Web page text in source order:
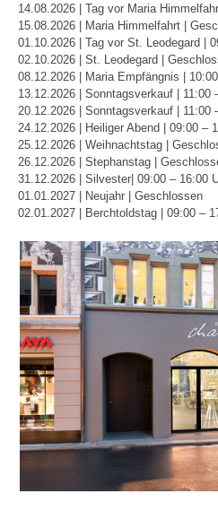
14.08.2026 | Tag vor Maria
15.08.2026 | Maria Himmelfahrt |
01.10.2026 | Tag vor St. Leodegard |
02.10.2026 | St. Leodegard |
08.12.2026 | Maria Empfängnis |
13.12.2026 | Sonntagsverkauf | 11:00
20.12.2026 | Sonntagsverkauf | 11:00
24.12.2026 | Heiliger Abend | 09:00 –
25.12.2026 | Weihnachtstag |
26.12.2026 | Stephanstag |
31.12.2026 | Silvester| 09:00 – 16:00
01.01.2027 | Neujahr | Geschlossen
02.01.2027 | Berchtoldstag | 09:00 –